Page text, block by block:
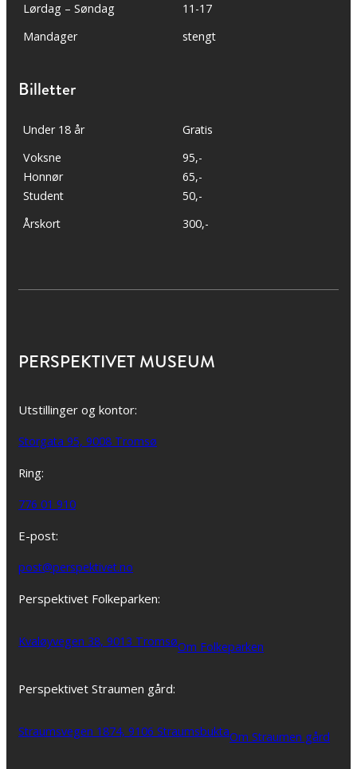
Lørdag – Søndag
11-17
Mandager
stengt
Billetter
Under 18 år
Gratis
Voksne
Honnør
Student
95,-
65,-
50,-
Årskort
300,-
PERSPEKTIVET MUSEUM
Utstillinger og kontor:
Storgata 95, 9008 Tromsø
Ring:
776 01 910
E-post:
post@perspektivet.no
Perspektivet Folkeparken:
Kvaløyvegen 38, 9013 TromsøOm Folkeparken
Perspektivet Straumen gård:
Straumsvegen 1874, 9106 StraumsbuktaOm Straumen gård